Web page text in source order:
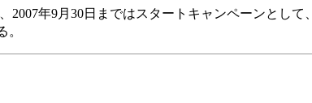
年9月30日まではスタートキャンペーンとして、
。